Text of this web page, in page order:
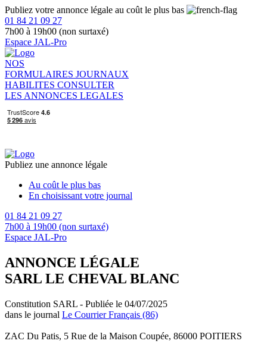
Publiez votre annonce légale au coût le plus bas
01 84 21 09 27
7h00 à 19h00 (non surtaxé)
Espace JAL-Pro
NOS
FORMULAIRES JOURNAUX
HABILITES CONSULTER
LES ANNONCES LEGALES
Publiez une annonce légale
Au coût le plus bas
En choisissant votre journal
01 84 21 09 27
7h00 à 19h00 (non surtaxé)
Espace JAL-Pro
ANNONCE LÉGALE
SARL LE CHEVAL BLANC
Constitution SARL - Publiée le 04/07/2025
dans le journal Le Courrier Français (86)
ZAC Du Patis, 5 Rue de la Maison Coupée, 86000 POITIERS